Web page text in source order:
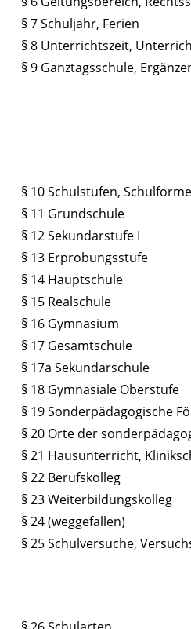
§ 7 Schuljahr, Ferien
§ 8 Unterrichtszeit,
§ 9 Ganztagsschule,
§ 10 Schulstufen,
§ 11 Grundschule
§ 12 Sekundarstufe I
§ 13 Erprobungsstufe
§ 14 Hauptschule
§ 15 Realschule
§ 16 Gymnasium
§ 17 Gesamtschule
§ 17a Sekundarschule
§ 18 Gymnasiale Oberstufe
§ 19 Sonderpädagogische
§ 20 Orte der
§ 21 Hausunterricht,
§ 22 Berufskolleg
§ 23 Weiterbildungskolleg
§ 24 (weggefallen)
§ 25 Schulversuche,